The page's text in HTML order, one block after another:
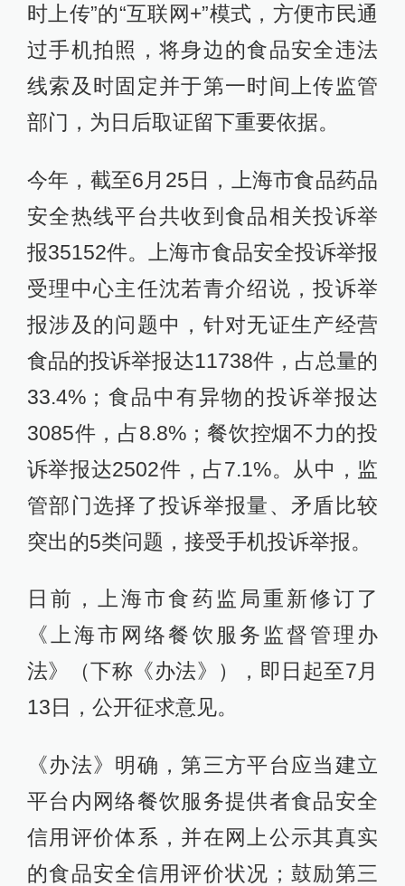
时上传”的“互联网+”模式，方便市民通
过手机拍照，将身边的食品安全违法
线索及时固定并于第一时间上传监管
部门，为日后取证留下重要依据。
今年，截至6月25日，上海市食品药品
安全热线平台共收到食品相关投诉举
报35152件。上海市食品安全投诉举报
受理中心主任沈若青介绍说，投诉举
报涉及的问题中，针对无证生产经营
食品的投诉举报达11738件，占总量的
33.4%；食品中有异物的投诉举报达
3085件，占8.8%；餐饮控烟不力的投
诉举报达2502件，占7.1%。从中，监
管部门选择了投诉举报量、矛盾比较
突出的5类问题，接受手机投诉举报。
日前，上海市食药监局重新修订了
《上海市网络餐饮服务监督管理办
法》（下称《办法》），即日起至7月
13日，公开征求意见。
《办法》明确，第三方平台应当建立
平台内网络餐饮服务提供者食品安全
信用评价体系，并在网上公示其真实
的食品安全信用评价状况；鼓励第三